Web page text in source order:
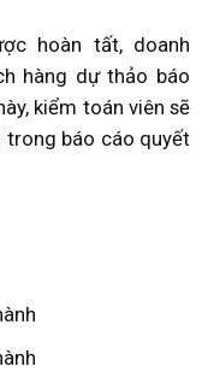
hoàn tất, doanh
hàng dự thảo báo
kiểm toán viên sẽ
trong báo cáo quyết